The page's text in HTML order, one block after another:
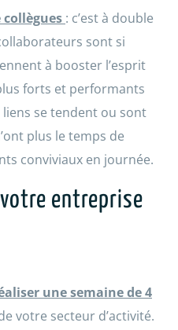
: c’est à double
sont si
à booster l’esprit
forts et performants
se tendent ou sont
plus le temps de
conviviaux en journée.
entreprise
une semaine de 4
votre secteur d’activité.